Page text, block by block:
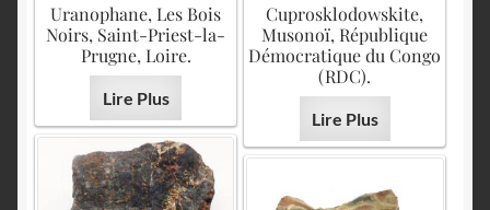
Uranophane, Les Bois
Noirs, Saint-Priest-la-
Prugne, Loire.
Lire Plus
Cuprosklodowskite,
Musonoï, République
Démocratique du Congo
(RDC).
Lire Plus